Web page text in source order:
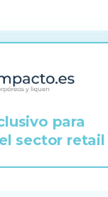
para
sector retail